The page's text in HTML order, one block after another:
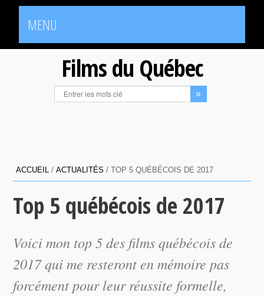
MENU
Films du Québec
ACCUEIL /ACTUALITÉS /TOP 5 QUÉBÉCOIS DE 2017
Top 5 québécois de 2017
Voici mon top 5 des films québécois de
2017 qui me resteront en mémoire pas
forcément pour leur réussite formelle,